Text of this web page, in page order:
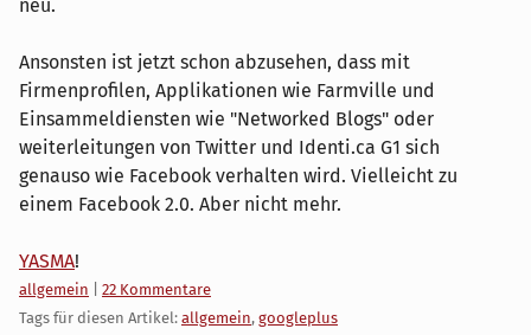
neu.
Ansonsten ist jetzt schon abzusehen, dass mit
Firmenprofilen, Applikationen wie Farmville und
Einsammeldiensten wie "Networked Blogs" oder
weiterleitungen von Twitter und Identi.ca G1 sich
genauso wie Facebook verhalten wird. Vielleicht zu
einem Facebook 2.0. Aber nicht mehr.
YASMA!
Kategorien:
allgemein
22 Kommentare
Tags für diesen Artikel: allgemein, googleplus